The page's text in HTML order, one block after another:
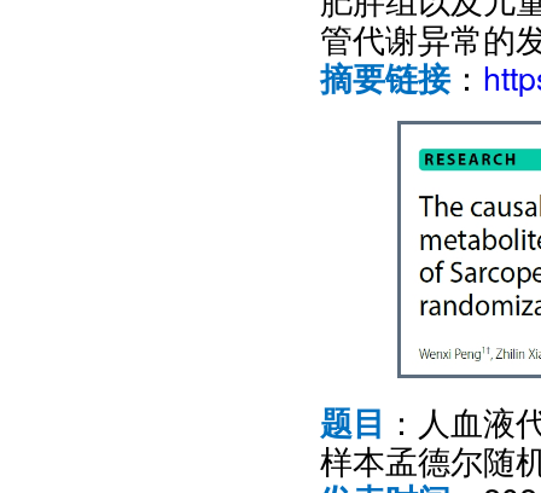
管代谢异常的
摘要链接：
题目 ：人血液
样本孟德尔随